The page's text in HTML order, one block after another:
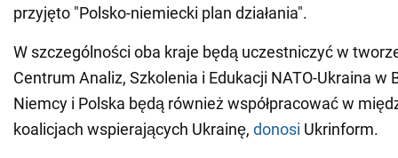
przyjęto "Polsko-niemiecki plan działania".
W szczególności oba kraje będą uczestniczyć w
Centrum Analiz, Szkolenia i Edukacji NATO-Ukraina w
Niemcy i Polska będą również współpracować w
koalicjach wspierających Ukrainę, donosi Ukrinform.